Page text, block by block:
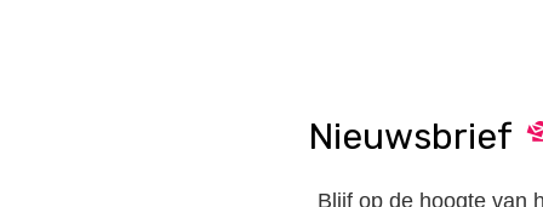
Nieuwsbrief
Blijf op de hoogte van